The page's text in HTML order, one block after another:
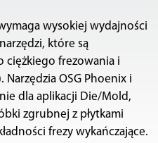
wysokiej wydajności
które są
ciężkiego frezowania i
OSG Phoenix i
dla aplikacji Die/Mold,
zgrubnej z płytkami
frezy wykańczające.